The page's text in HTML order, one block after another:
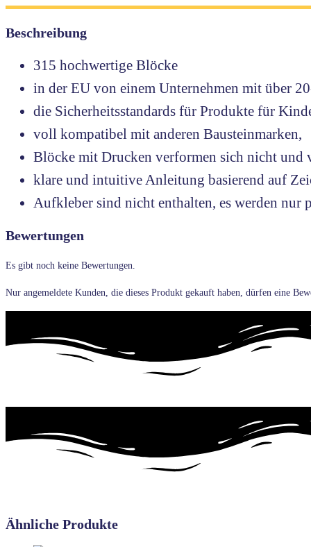
Beschreibung
315 hochwertige Blöcke
in der EU von einem Unternehmen mit über
die Sicherheitsstandards für Produkte für
voll kompatibel mit anderen Bausteinmarken,
Blöcke mit Drucken verformen sich nicht und
klare und intuitive Anleitung basierend auf
Aufkleber sind nicht enthalten, es werden nur
Bewertungen
Es gibt noch keine Bewertungen.
Nur angemeldete Kunden, die dieses Produkt gekauft haben, dürfen eine
Ähnliche Produkte